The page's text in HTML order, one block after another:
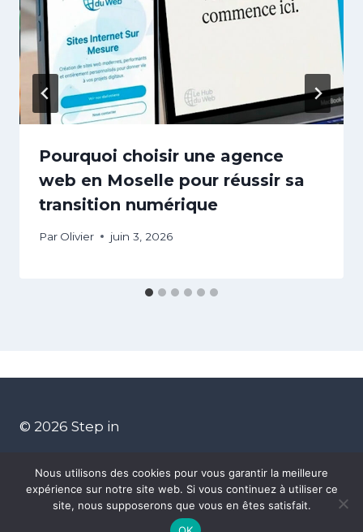
Pourquoi choisir une agence
web en Moselle pour réussir sa
transition numérique
Par Olivier juin 3, 2026
© 2026 Step in
Contactez-nous Mentions Légales
Nous utilisons des cookies pour vous garantir la meilleure
expérience sur notre site web. Si vous continuez à utiliser ce
site, nous supposerons que vous en êtes satisfait.